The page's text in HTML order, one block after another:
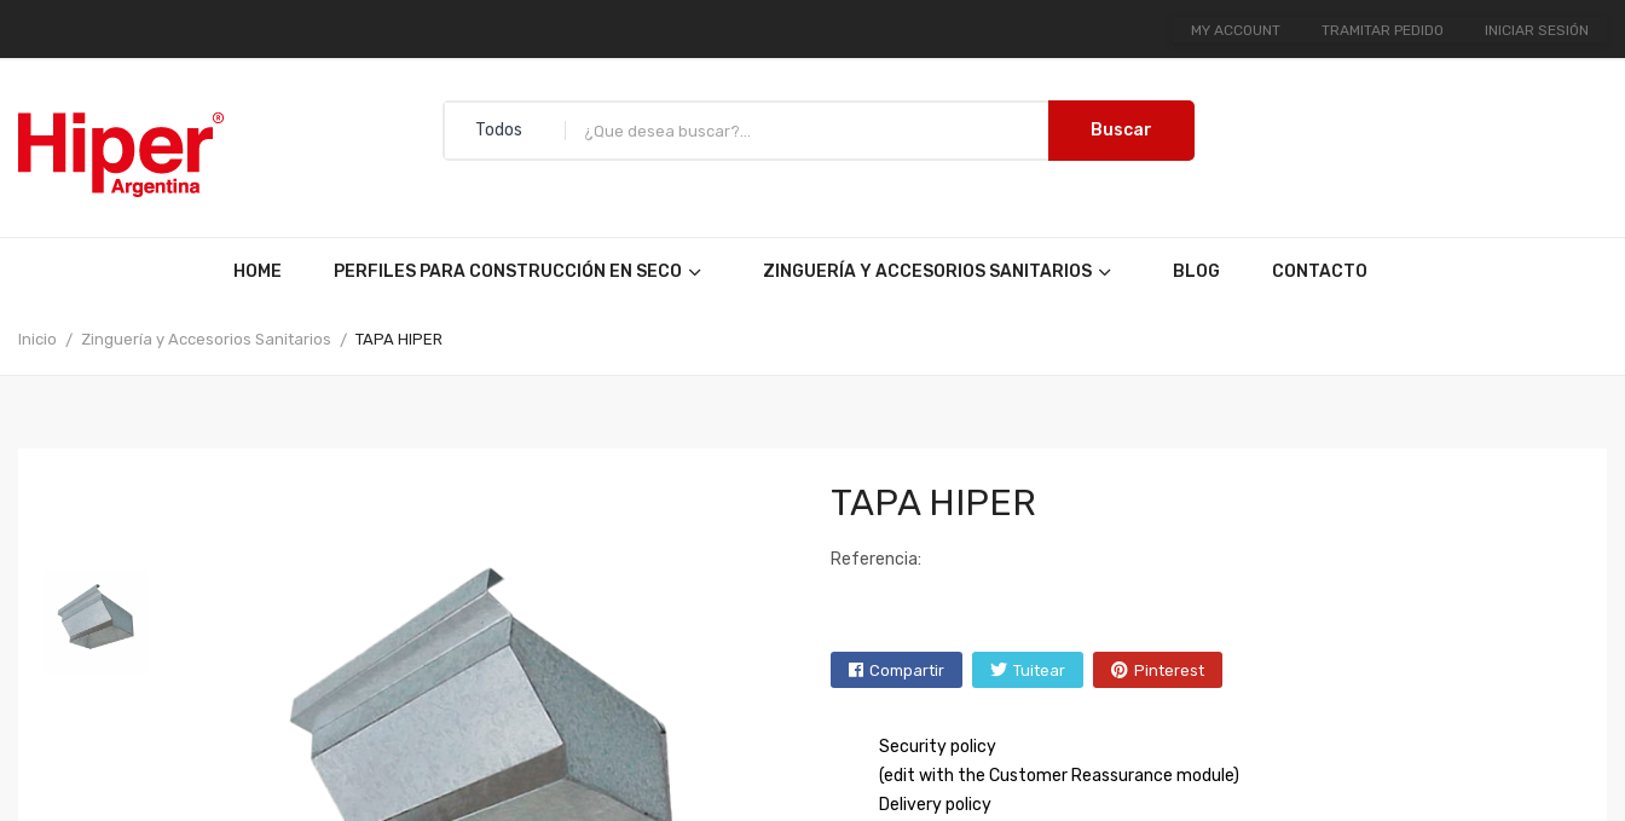
MY ACCOUNT TRAMITAR PEDIDO INICIAR SESIÓN
Buscar
HOME PERFILES PARA CONSTRUCCIÓN EN SECO ZINGUERÍA Y ACCESORIOS SANITARIOS BLOG CONTACTO
Inicio Zinguería y Accesorios Sanitarios TAPA HIPER
TAPA HIPER
Referencia:
Compartir Tuitear Pinterest
Security policy
(edit with the Customer Reassurance module)
Delivery policy